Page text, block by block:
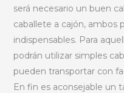
será necesario un buen
caballete a cajón, ambos
indispensables. Para
podrán utilizar simples
pueden transportar con
En fin es aconsejable un